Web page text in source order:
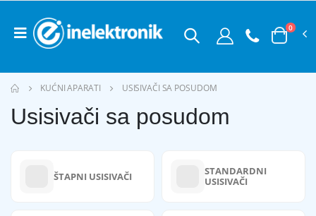
0
KUĆNI APARATI USISIVAČI SA POSUDOM
Usisivači sa posudom
ŠTAPNI USISIVAČI
STANDARDNI
USISIVAČI